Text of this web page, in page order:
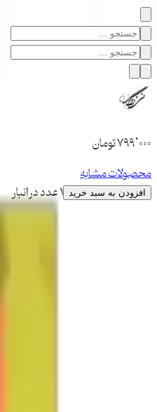
۷۹۹٬۰۰۰تومان
محصولات مشابه
افزودن به سبد خرید 1 عدد در انبار